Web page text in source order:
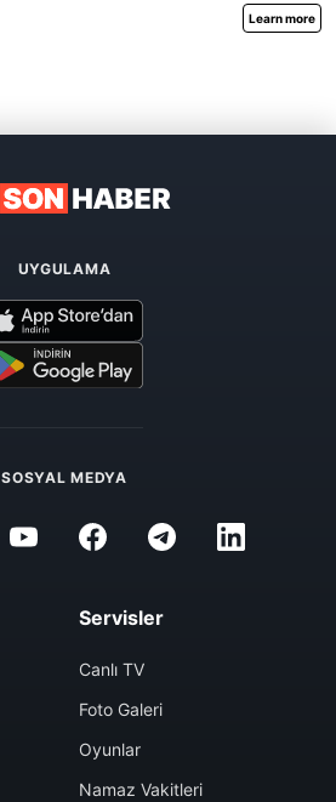
UYGULAMA
SOSYAL MEDYA
Servisler
Canlı TV
Foto Galeri
Oyunlar
Namaz Vakitleri